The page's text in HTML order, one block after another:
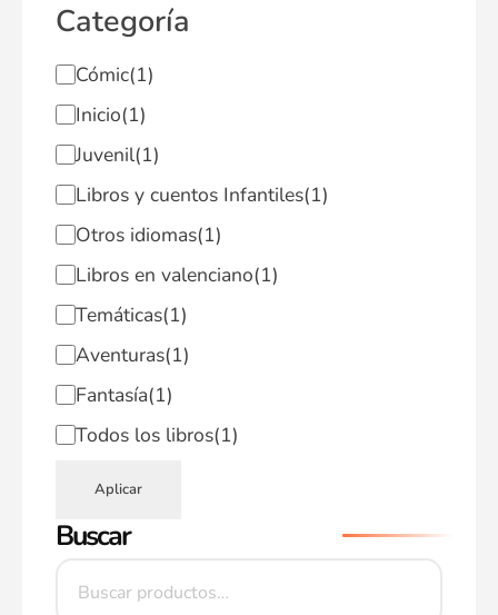
Categoría
Cómic(1)
Inicio(1)
Juvenil(1)
Libros y cuentos Infantiles(1)
Otros idiomas(1)
Libros en valenciano(1)
Temáticas(1)
Aventuras(1)
Fantasía(1)
Todos los libros(1)
Aplicar
Buscar